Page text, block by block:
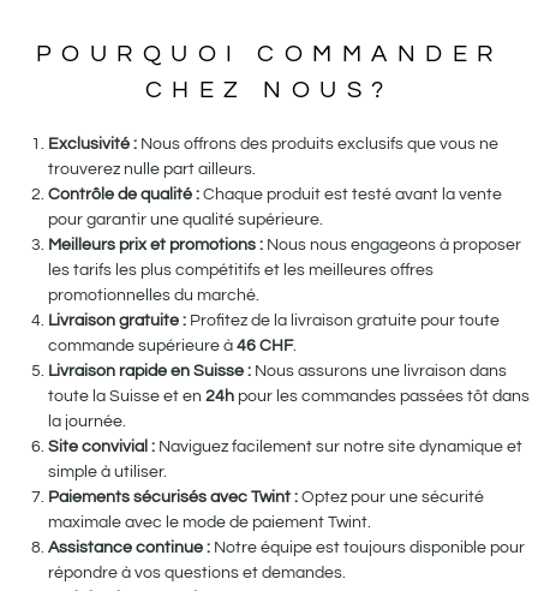
POURQUOI COMMANDER
CHEZ NOUS?
Exclusivité : Nous offrons des produits exclusifs que vous ne
trouverez nulle part ailleurs.
Contrôle de qualité : Chaque produit est testé avant la vente
pour garantir une qualité supérieure.
Meilleurs prix et promotions : Nous nous engageons à proposer
les tarifs les plus compétitifs et les meilleures offres
promotionnelles du marché.
Livraison gratuite : Profitez de la livraison gratuite pour toute
commande supérieure à 46 CHF.
Livraison rapide en Suisse : Nous assurons une livraison dans
toute la Suisse et en 24h pour les commandes passées tôt dans
la journée.
Site convivial : Naviguez facilement sur notre site dynamique et
simple à utiliser.
Paiements sécurisés avec Twint : Optez pour une sécurité
maximale avec le mode de paiement Twint.
Assistance continue : Notre équipe est toujours disponible pour
répondre à vos questions et demandes.